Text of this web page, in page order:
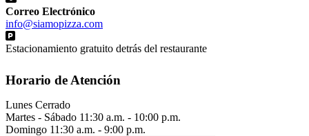
Correo Electrónico
info@siamopizza.com
Estacionamiento gratuito detrás del restaurante
Horario de Atención
Lunes Cerrado
Martes - Sábado 11:30 a.m. - 10:00 p.m.
Domingo 11:30 a.m. - 9:00 p.m.